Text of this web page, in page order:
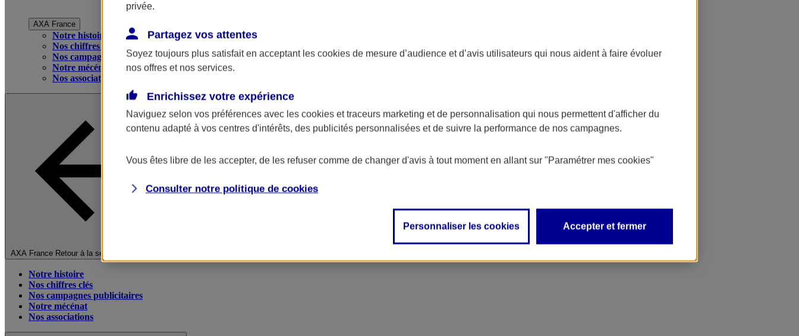
AXA France
Notre histoire
Nos chiffres clés
Nos campagnes publicitaires
Notre mécénat
Nos associations
AXA France Retour à la section précédente
Notre histoire
Nos chiffres clés
Nos campagnes publicitaires
Notre mécénat
Nos associations
privée.
Partagez vos attentes
Soyez toujours plus satisfait en acceptant les cookies de mesure d’audience et d’avis utilisateurs qui nous aident à faire évoluer
nos offres et nos services.
Enrichissez votre expérience
Naviguez selon vos préférences avec les cookies et traceurs marketing et de personnalisation qui nous permettent d'afficher du
contenu adapté à vos centres d'intérêts, des publicités personnalisées et de suivre la performance de nos campagnes.
Vous êtes libre de les accepter, de les refuser comme de changer d'avis à tout moment en allant sur "Paramétrer mes cookies"
Consulter notre politique de cookies
Personnaliser les cookies Accepter et fermer